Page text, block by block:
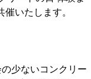
いたします。
少ないコンクリー